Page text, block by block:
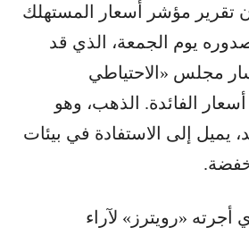
تقرير مؤشر أسعار المستهلك
يوم الجمعة، الذي قد
مجلس «الاحتياطي
الفائدة. الذهب، وهو
يميل إلى الاستفادة في بيئات
«رويترز» لآراء